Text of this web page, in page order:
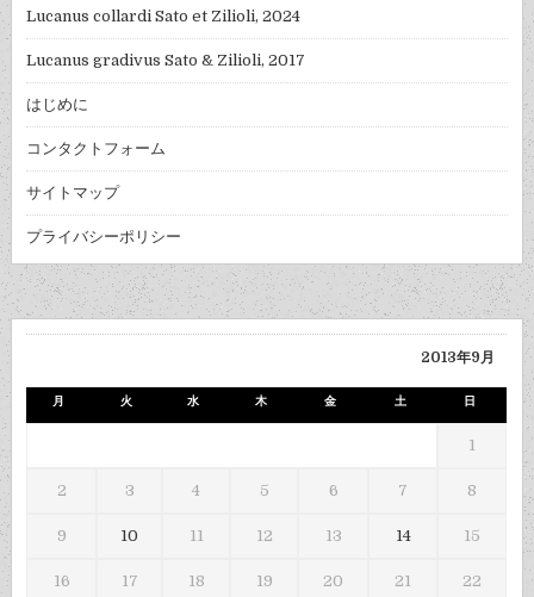
Lucanus collardi Sato et Zilioli, 2024
Lucanus gradivus Sato & Zilioli, 2017
はじめに
コンタクトフォーム
サイトマップ
プライバシーポリシー
2013年9月
月 火 水 木 金 土 日
1
2 3 4 5 6 7 8
9 10 11 12 13 14 15
16 17 18 19 20 21 22